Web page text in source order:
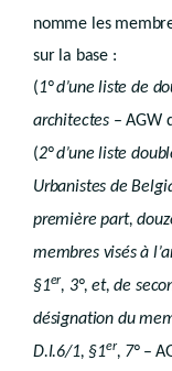
Section
Chapitre 2
Sous-
Art.
Art.
Art.
Sous-
nomme les
sur la base :
(1° d’une liste de
architectes – AGW
(2° d’une liste
Urbanistes de
première part,
membres visés à
§1er, 3°, et, de
désignation du
D.I.6/1, §1er, 7° –